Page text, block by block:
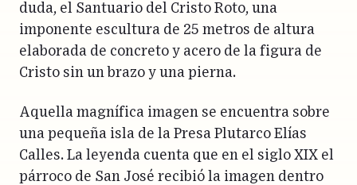
duda, el Santuario del Cristo Roto, una
imponente escultura de 25 metros de altura
elaborada de concreto y acero de la figura de
Cristo sin un brazo y una pierna.
Aquella magnífica imagen se encuentra sobre
una pequeña isla de la Presa Plutarco Elías
Calles. La leyenda cuenta que en el siglo XIX el
párroco de San José recibió la imagen dentro